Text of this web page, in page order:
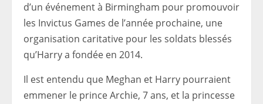
d’un événement à Birmingham pour promouvoir
les Invictus Games de l’année prochaine, une
organisation caritative pour les soldats blessés
qu’Harry a fondée en 2014.
Il est entendu que Meghan et Harry pourraient
emmener le prince Archie, 7 ans, et la princesse